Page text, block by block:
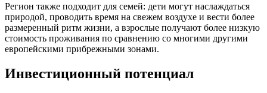
Регион также подходит для семей: дети могут наслаждаться
природой, проводить время на свежем воздухе и вести более
размеренный ритм жизни, а взрослые получают более низкую
стоимость проживания по сравнению со многими другими
европейскими прибрежными зонами.
Инвестиционный потенциал